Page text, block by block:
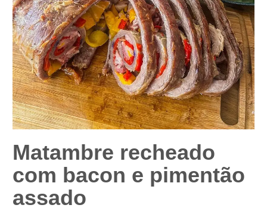
Matambre recheado
com bacon e pimentão
assado